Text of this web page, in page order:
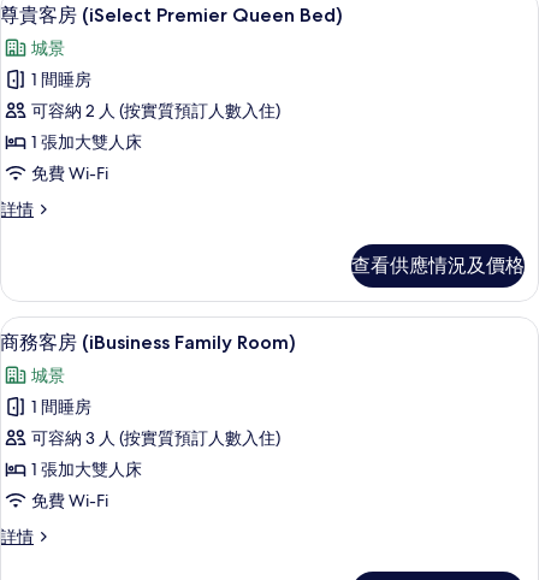
相
片
Room)
詳
情
入
所
有
尊
貴
房
Premier
Queen
Bed)
的
相
片
6
尊貴客房 (iSelect Premier Queen Bed)
城景
1 間睡房
可容納 2 人 (按實質預訂人數入住)
1 張加大雙人床
免費 Wi-Fi
詳情
尊
(iSelect
Premier
Queen
詳
情
查看供應情況及價格
載
入
所
有
商
務
房
房內夾萬、書桌、隔音、熨斗/熨衫板
5
商務客房 (iBusiness Family Room)
城景
1 間睡房
可容納 3 人 (按實質預訂人數入住)
1 張加大雙人床
免費 Wi-Fi
詳情
商